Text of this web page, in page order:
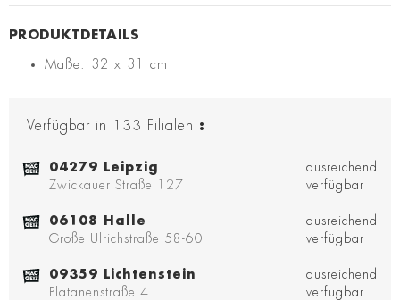
Maße: 32 x 31 cm
Verfügbar in 133 Filialen :
04279 Leipzig
Zwickauer Straße 127
ausreichend
verfügbar
06108 Halle
Große Ulrichstraße 58-60
ausreichend
verfügbar
09359 Lichtenstein
Platanenstraße 4
ausreichend
verfügbar